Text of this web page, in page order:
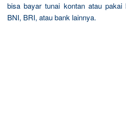
bisa bayar tunai kontan atau
BNI, BRI, atau bank lainnya.